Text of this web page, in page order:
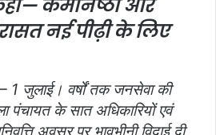
कर्मनिष्ठा और
नई पीढ़ी के लिए
1 जुलाई। वर्षों तक जनसेवा की
पंचायत के सात अधिकारियों एवं